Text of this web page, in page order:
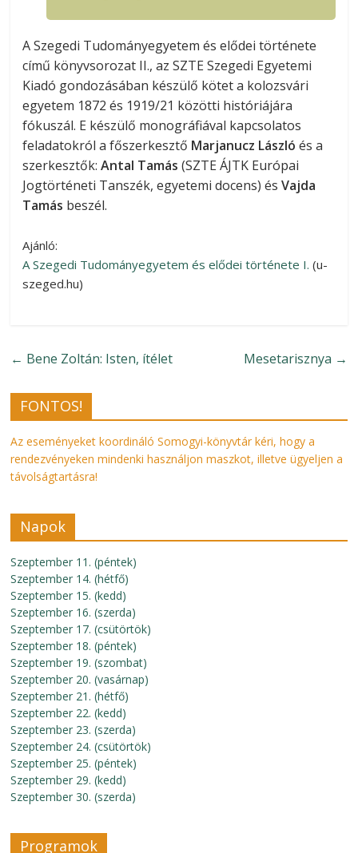
A Szegedi Tudományegyetem és elődei története
című könyvsorozat II., az SZTE Szegedi Egyetemi
Kiadó gondozásában készülő kötet a kolozsvári
egyetem 1872 és 1919/21 közötti históriájára
fókuszál. E készülő monográfiával kapcsolatos
feladatokról a főszerkesztő Marjanucz László és a
szerkesztők:Antal Tamás (SZTE ÁJTK Európai
Jogtörténeti Tanszék, egyetemi docens) ésVajda
Tamás beszél.
Ajánló:
A Szegedi Tudományegyetem és elődei története I. (u-
szeged.hu)
Mesetarisznya →
← Bene Zoltán: Isten, ítélet
FONTOS!
Az eseményeket koordináló Somogyi-könyvtár kéri, hogy a
rendezvényeken mindenki használjon maszkot, illetve ügyeljen a
távolságtartásra!
Napok
Szeptember 11. (péntek)
Szeptember 14. (hétfő)
Szeptember 15. (kedd)
Szeptember 16. (szerda)
Szeptember 17. (csütörtök)
Szeptember 18. (péntek)
Szeptember 19. (szombat)
Szeptember 20. (vasárnap)
Szeptember 21. (hétfő)
Szeptember 22. (kedd)
Szeptember 23. (szerda)
Szeptember 24. (csütörtök)
Szeptember 25. (péntek)
Szeptember 29. (kedd)
Szeptember 30. (szerda)
Programok